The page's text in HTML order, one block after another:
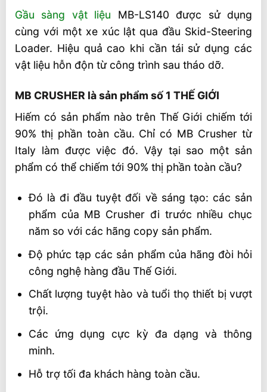
Gầu sàng vật liệu MB-LS140 được sử dụng
cùng với một xe xúc lật qua đầu Skid-Steering
Loader. Hiệu quả cao khi cần tái sử dụng các
vật liệu hỗn độn từ công trình sau tháo dỡ.
MB CRUSHER là sản phẩm số 1 THẾ GIỚI
Hiếm có sản phẩm nào trên Thế Giới chiếm tới
90% thị phần toàn cầu. Chỉ có MB Crusher từ
Italy làm được việc đó. Vậy tại sao một sản
phẩm có thể chiếm tới 90% thị phần toàn cầu?
Đó là đi đầu tuyệt đối về sáng tạo: các sản
phẩm của MB Crusher đi trước nhiều chục
năm so với các hãng copy sản phẩm.
Độ phức tạp các sản phẩm của hãng đòi hỏi
công nghệ hàng đầu Thế Giới.
Chất lượng tuyệt hào và tuổi thọ thiết bị vượt
trội.
Các ứng dụng cực kỳ đa dạng và thông
minh.
Hỗ trợ tối đa khách hàng toàn cầu.